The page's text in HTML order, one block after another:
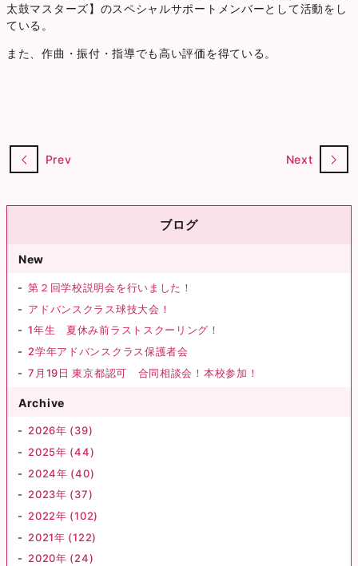
太鼓マスターズ】のスペシャルサポートメンバーとして活動をし
ている。
また、作曲・振付・指導でも高い評価を得ている。
Prev Next
ブログ
New
第２回学校説明会を行いました！
アドバンスクラス球技大会！
1年生 夏休み前ラストスクーリング！
2学年アドバンスクラス保護者会
7月19日 東京都認可 合同相談会！本校参加！
Archive
2026年 (39)
2025年 (44)
2024年 (40)
2023年 (37)
2022年 (102)
2021年 (122)
2020年 (24)